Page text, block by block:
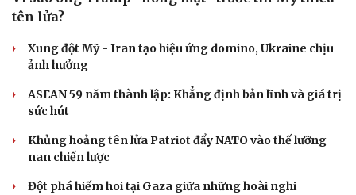
Cải chính
tên lửa?
Xung đột Mỹ - Iran tạo hiệu ứng domino, Ukraine chịu
ảnh hưởng
ASEAN 59 năm thành lập: Khẳng định bản lĩnh và giá trị
sức hút
Khủng hoảng tên lửa Patriot đẩy NATO vào thế lưỡng
nan chiến lược
Đột phá hiếm hoi tại Gaza giữa những hoài nghi